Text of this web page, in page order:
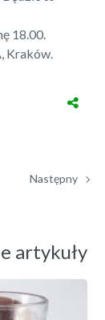
18.00.
Kraków.
Następny
artykuły